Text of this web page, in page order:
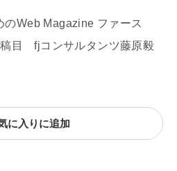
のWeb Magazine ファース
稿目 fjコンサルタンツ藤原毅
に入りに追加